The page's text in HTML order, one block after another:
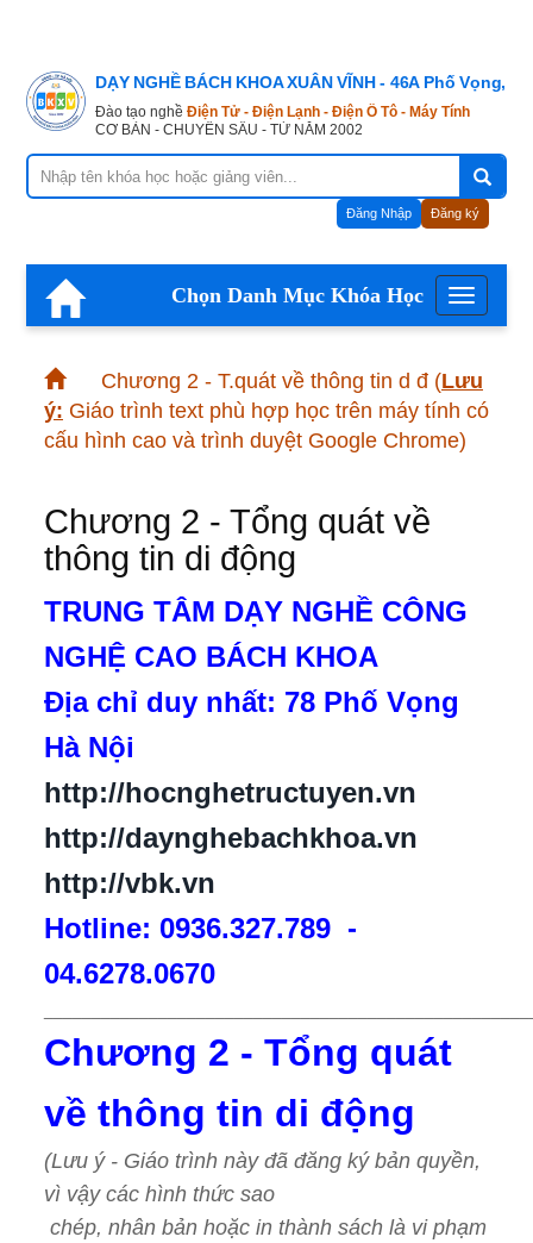
DẠY NGHỀ BÁCH KHOA XUÂN VĨNH - 46A Phố Vọng,
Đào tạo nghề Điện Tử - Điện Lạnh - Điện Ô Tô - Máy Tính
CƠ BẢN - CHUYÊN SÂU - TỪ NĂM 2002
Đăng Nhập Đăng ký
Menu
Chọn Danh Mục Khóa Học
Chương 2 - T.quát về thông tin d đ (Lưu
ý: Giáo trình text phù hợp học trên máy tính có
cấu hình cao và trình duyệt Google Chrome)
Chương 2 - Tổng quát về
thông tin di động
TRUNG TÂM DẠY NGHỀ CÔNG
NGHỆ CAO BÁCH KHOA
Địa chỉ duy nhất: 78 Phố Vọng
Hà Nội
http://hocnghetructuyen.vn
http://daynghebachkhoa.vn
http://vbk.vn
Hotline: 0936.327.789 -
04.6278.0670
Chương 2 - Tổng quát
về thông tin di động
(Lưu ý - Giáo trình này đã đăng ký bản quyền,
vì vậy các hình thức sao
chép, nhân bản hoặc in thành sách là vi phạm